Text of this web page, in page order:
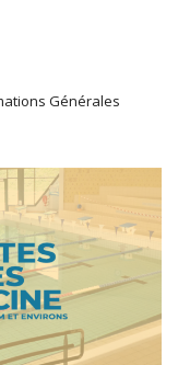
Générales